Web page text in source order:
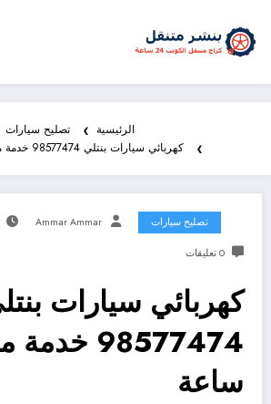
الرئيسية
تصليح سيارات
كهربائي سيارات بنتلي 98577474 خدمة متنقلة 24 ساعة
تصليح سيارات Ammar Ammar
0 تعليقات
كهربائي سيارات
ساعة